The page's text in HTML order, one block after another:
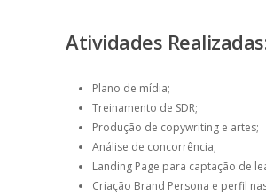
Atividades
Plano de mídia;
Treinamento de SDR;
Produção de copywriting e artes;
Análise de concorrência;
Landing Page para captação de
Criação Brand Persona e perfil